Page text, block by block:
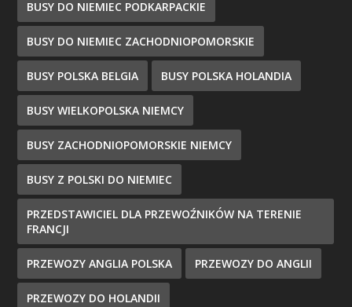
BUSY DO NIEMIEC PODKARPACKIE
BUSY DO NIEMIEC ZACHODNIOPOMORSKIE
BUSY POLSKA BELGIA BUSY POLSKA HOLANDIA
BUSY WIELKOPOLSKA NIEMCY
BUSY ZACHODNIOPOMORSKIE NIEMCY
BUSY Z POLSKI DO NIEMIEC
PRZEDSTAWICIEL DLA PRZEWOŹNIKÓW NA TERENIE
FRANCJI
PRZEWOZY ANGLIA POLSKA PRZEWOZY DO ANGLII
PRZEWOZY DO HOLANDII